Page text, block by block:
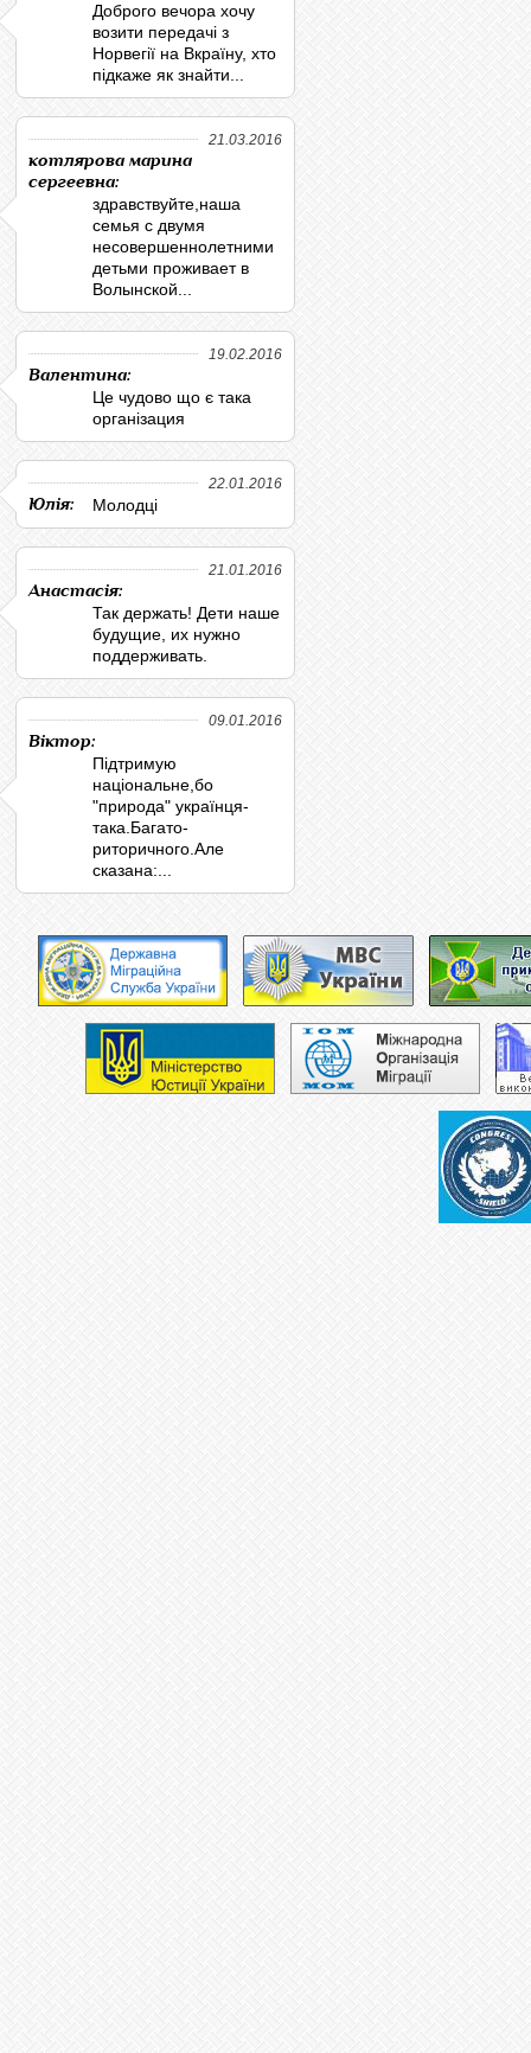
Доброго вечора хочу
возити передачі з
Норвегії на Вкраїну, хто
підкаже як знайти...
21.03.2016
котлярова марина
сергеевна:
здравствуйте,наша
семья с двумя
несовершеннолетними
детьми проживает в
Волынской...
19.02.2016
Валентина:
Це чудово що є така
організация
22.01.2016
Юлія: Молодці
21.01.2016
Анастасія:
Так держать! Дети наше
будущие, их нужно
поддерживать.
09.01.2016
Віктор:
Підтримую
національне,бо
"природа" українця-
така.Багато-
риторичного.Але
сказана:...